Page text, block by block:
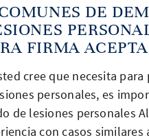
DE
FIRMA ACEPTA
cree que necesita para
personales, es
de lesiones personales
con casos similares